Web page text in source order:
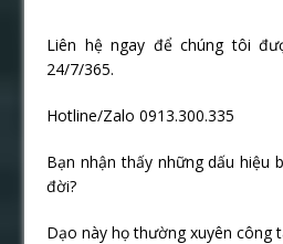
Liên hệ ngay để chúng tôi
24/7/365.
Hotline/Zalo 0913.300.335
Bạn nhận thấy những dấu hiệu
đời?
Dạo này họ thường xuyên công